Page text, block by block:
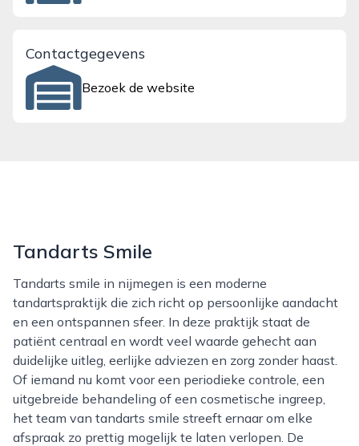
Contactgegevens
Bezoek de website
Tandarts Smile
Tandarts smile in nijmegen is een moderne
tandartspraktijk die zich richt op persoonlijke aandacht
en een ontspannen sfeer. In deze praktijk staat de
patiënt centraal en wordt veel waarde gehecht aan
duidelijke uitleg, eerlijke adviezen en zorg zonder haast.
Of iemand nu komt voor een periodieke controle, een
uitgebreide behandeling of een cosmetische ingreep,
het team van tandarts smile streeft ernaar om elke
afspraak zo prettig mogelijk te laten verlopen. De